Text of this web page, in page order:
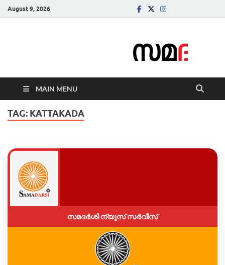
August 9, 2026
MAIN MENU
TAG: KATTAKADA
സമദർശി ന്യൂസ് സർവീസ്